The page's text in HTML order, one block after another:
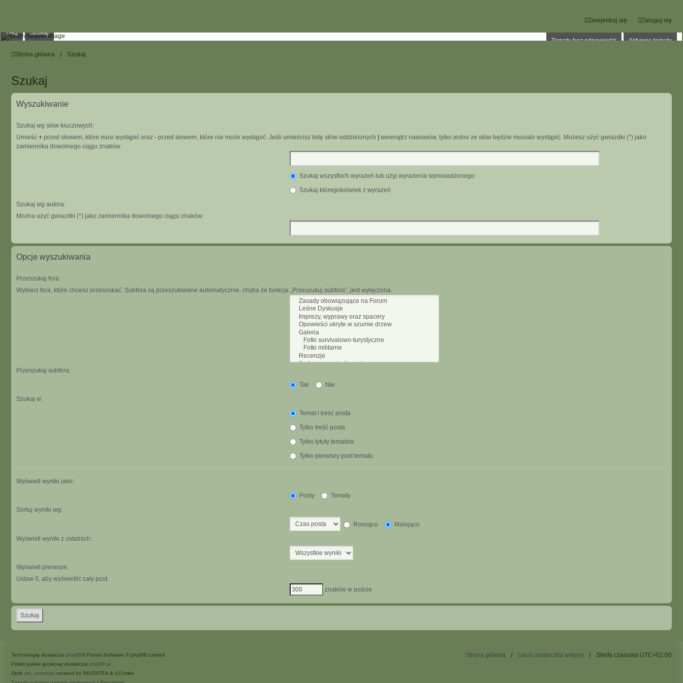
Zaloguj się
Zarejestruj się
Tematy bez odpowiedzi Aktywne tematy
FAQ Szukaj
Strona główna Szukaj
Szukaj
Wyszukiwanie
Szukaj wg słów kluczowych:
Umieść + przed słowem, które musi wystąpić oraz - przed słowem, które nie może wystąpić. Jeśli umieścisz listę słów oddzielonych
wewnątrz nawiasów, tylko jedno ze słów będzie musiało wystąpić. Możesz użyć gwiazdki (*) jako
zamiennika dowolnego ciągu znaków.
Szukaj wszystkich wyrażeń lub użyj wyrażenia wprowadzonego
Szukaj któregokolwiek z wyrażeń
Szukaj wg autora:
Można użyć gwiazdki (*) jako zamiennika dowolnego ciągu znaków.
Opcje wyszukiwania
Przeszukaj fora:
Wybierz fora, które chcesz przeszukać. Subfora są przeszukiwane automatycznie, chyba że funkcja „Przeszukuj subfora”, jest wyłączona.
Przeszukaj subfora:
Tak
Nie
Szukaj w:
Temat i treść posta
Tylko treść posta
Tylko tytuły tematów
Tylko pierwszy post tematu
Wyświetl wyniki jako:
Posty
Tematy
Sortuj wyniki wg:
Rosnąco
Malejąco
Wyświetl wyniki z ostatnich:
Wyświetl pierwsze:
Ustaw 0, aby wyświetlić cały post.
znaków w poście
Strona główna Usuń ciasteczka witryny Strefa czasowa UTC+02:00
Technologię dostarcza phpBB® Forum Software © phpBB Limited
Polski pakiet językowy dostarcza phpBB.pl
Style we_universal created by INVENTEA & v12mike